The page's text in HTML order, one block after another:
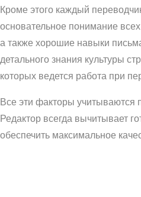
Кроме этого каждый
основательное понимание
а также хорошие навыки
детального знания культуры
которых ведется работа при
Все эти факторы учитываются
Редактор всегда вычитывает
обеспечить максимальное